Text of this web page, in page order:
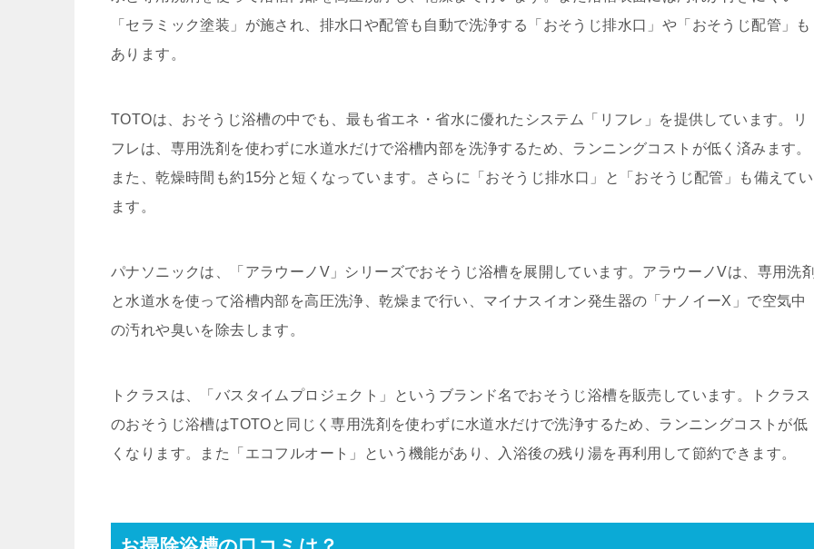
「セラミック塗装」が施され、排水口や配管も自動で洗浄する「おそうじ排水口」や「おそうじ配管」も
あります。
TOTOは、おそうじ浴槽の中でも、最も省エネ・省水に優れたシステム「リフレ」を提供しています。リ
フレは、専用洗剤を使わずに水道水だけで浴槽内部を洗浄するため、ランニングコストが低く済みます。
また、乾燥時間も約15分と短くなっています。さらに「おそうじ排水口」と「おそうじ配管」も備えてい
ます。
パナソニックは、「アラウーノV」シリーズでおそうじ浴槽を展開しています。アラウーノVは、専用洗
と水道水を使って浴槽内部を高圧洗浄、乾燥まで行い、マイナスイオン発生器の「ナノイーX」で空気中
の汚れや臭いを除去します。
トクラスは、「バスタイムプロジェクト」というブランド名でおそうじ浴槽を販売しています。トクラス
のおそうじ浴槽はTOTOと同じく専用洗剤を使わずに水道水だけで洗浄するため、ランニングコストが低
くなります。また「エコフルオート」という機能があり、入浴後の残り湯を再利用して節約できます。